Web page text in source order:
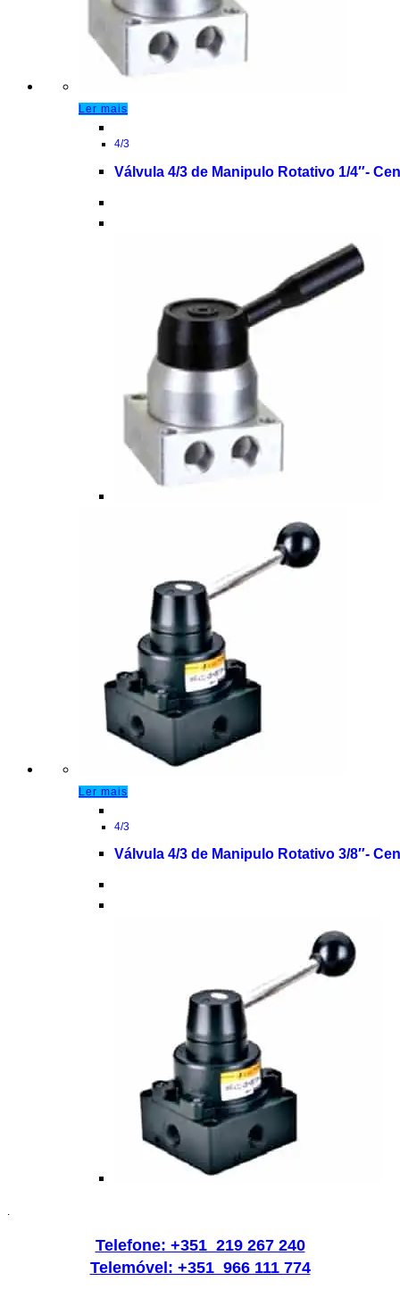
Ler mais
4/3
Válvula 4/3 de Manipulo Rotativo 1/4″-
Ler mais
4/3
Válvula 4/3 de Manipulo Rotativo 3/8″-
.
Telefone: +351 219 267 240
Telemóvel: +351 966 111 774